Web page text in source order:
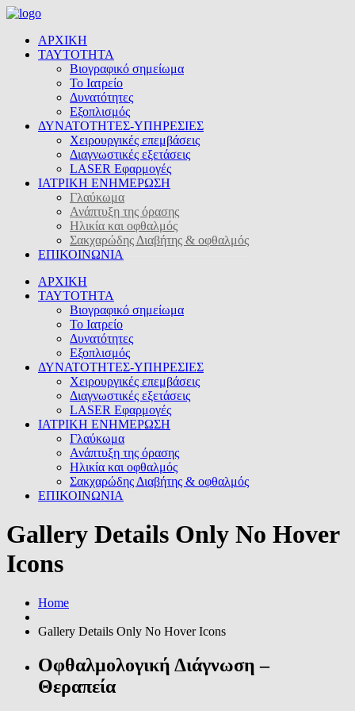
ΑΡΧΙΚΗ
ΤΑΥΤΟΤΗΤΑ
Βιογραφικό σημείωμα
Το Ιατρείο
Δυνατότητες
Εξοπλισμός
ΔΥΝΑΤΟΤΗΤΕΣ-ΥΠΗΡΕΣΙΕΣ
Χειρουργικές επεμβάσεις
Διαγνωστικές εξετάσεις
LASER Εφαρμογές
ΙΑΤΡΙΚΗ ΕΝΗΜΕΡΩΣΗ
Γλαύκωμα
Ανάπτυξη της όρασης
Ηλικία και οφθαλμός
Σακχαρώδης Διαβήτης & οφθαλμός
ΕΠΙΚΟΙΝΩΝΙΑ
ΑΡΧΙΚΗ
ΤΑΥΤΟΤΗΤΑ
Βιογραφικό σημείωμα
Το Ιατρείο
Δυνατότητες
Εξοπλισμός
ΔΥΝΑΤΟΤΗΤΕΣ-ΥΠΗΡΕΣΙΕΣ
Χειρουργικές επεμβάσεις
Διαγνωστικές εξετάσεις
LASER Εφαρμογές
ΙΑΤΡΙΚΗ ΕΝΗΜΕΡΩΣΗ
Γλαύκωμα
Ανάπτυξη της όρασης
Ηλικία και οφθαλμός
Σακχαρώδης Διαβήτης & οφθαλμός
ΕΠΙΚΟΙΝΩΝΙΑ
Gallery Details Only No Hover
Icons
Home
Gallery Details Only No Hover Icons
Οφθαλμολογική Διάγνωση –
Θεραπεία